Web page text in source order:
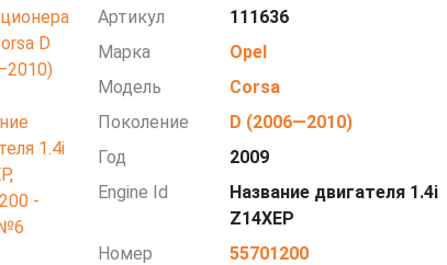
Артикул
111636
Марка
Opel
Модель
Corsa
Поколение
D (2006—2010)
Год
2009
Engine Id
Название двигателя 1.4i
Z14XEP
Номер
55701200